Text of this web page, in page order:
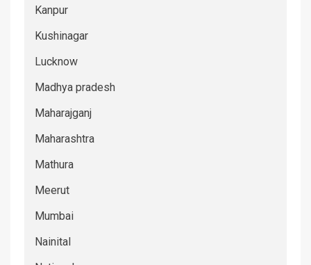
Kanpur
Kushinagar
Lucknow
Madhya pradesh
Maharajganj
Maharashtra
Mathura
Meerut
Mumbai
Nainital